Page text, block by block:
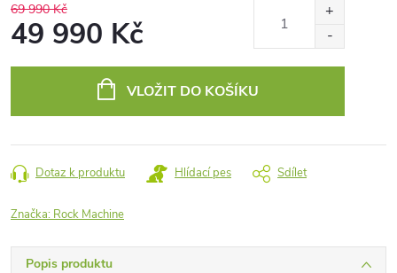
69 990 Kč
49 990 Kč
VLOŽIT DO KOŠÍKU
Dotaz k produktu Hlídací pes Sdílet
Značka: Rock Machine
Popis produktu